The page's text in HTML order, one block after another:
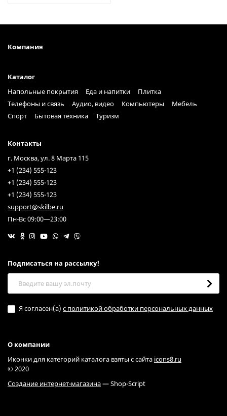
Компания
Каталог
Напольные покрытия
Еда и напитки
Плитка
Телефоны и связь
Аудио, видео Компьютеры
Мебель
Спорт
Бытовая техника Туризм
Контакты
г. Москва, ул. 8 Марта 115
+1 (234) 555-123
+1 (234) 555-123
+1 (234) 555-123
support@skilbe.ru
Пн-Вс 09:00—23:00
Подписаться на рассылкy!
Я согласен(a) с политикой обработки персональных данных
О компании
Иконки для категорий каталога взяты с сайта icons8.ru
© 2020
Создание интернет-магазина— Shop-Script